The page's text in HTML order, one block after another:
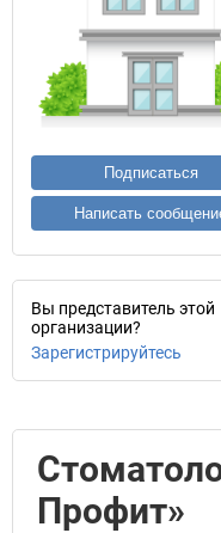
Подписаться
Написать
Вы представитель этой
организации?
Зарегистрируйтесь
Профит»